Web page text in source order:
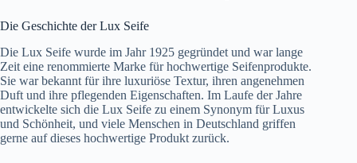
Die Geschichte der Lux Seife
Die Lux Seife wurde im Jahr 1925 gegründet und war lange
Zeit eine renommierte Marke für hochwertige Seifenprodukte.
Sie war bekannt für ihre luxuriöse Textur, ihren angenehmen
Duft und ihre pflegenden Eigenschaften. Im Laufe der Jahre
entwickelte sich die Lux Seife zu einem Synonym für Luxus
und Schönheit, und viele Menschen in Deutschland griffen
gerne auf dieses hochwertige Produkt zurück.